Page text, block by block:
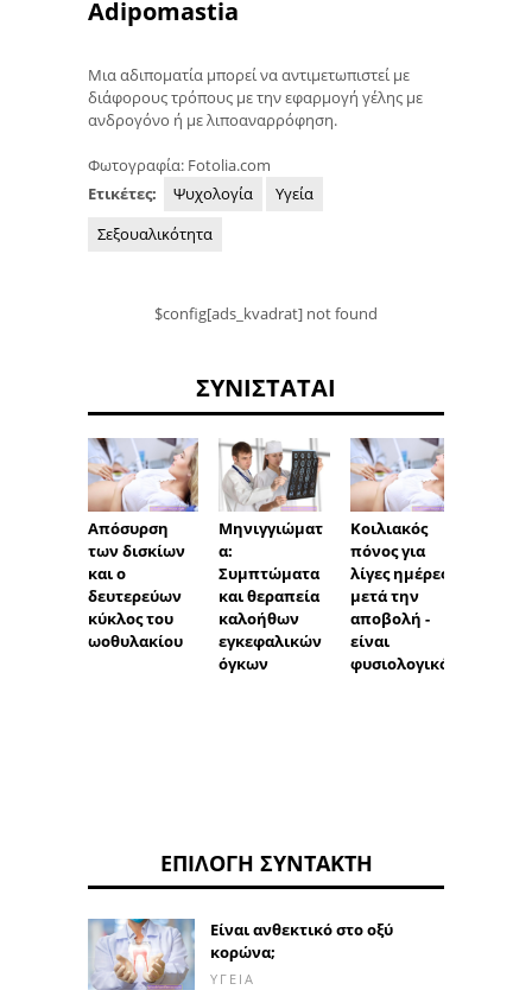
Adipomastia
Μια αδιποματία μπορεί να αντιμετωπιστεί με
διάφορους τρόπους με την εφαρμογή γέλης με
ανδρογόνο ή με λιποαναρρόφηση.
Φωτογραφία: Fotolia.com
Ετικέτες:
Ψυχολογία
Υγεία
Σεξουαλικότητα
$config[ads_kvadrat] not found
ΣΥΝΙΣΤΆΤΑΙ
Απόσυρση
των δισκίων
και ο
δευτερεύων
κύκλος του
ωοθυλακίου
Μηνιγγιώματ
α:
Συμπτώματα
και θεραπεία
καλοήθων
εγκεφαλικών
όγκων
Κοιλιακός
πόνος για
λίγες ημέρες
μετά την
αποβολή -
είναι
φυσιολογικό;
ΕΠΙΛΟΓΉ ΣΥΝΤΆΚΤΗ
Είναι ανθεκτικό στο οξύ
κορώνα;
ΥΓΕΊΑ